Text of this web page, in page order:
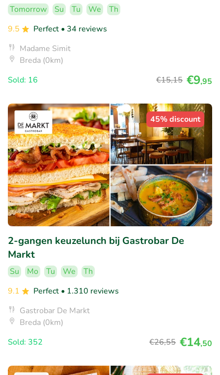
Tomorrow Su Tu We
Th
9.5
Perfect • 34 reviews
Madame Simit
Breda (0km)
Sold: 16
€15,15 €9,95
45% discount
2-gangen keuzelunch bij Gastrobar De
Markt
Su Mo Tu We
Th
9.1
Perfect • 1.310 reviews
Gastrobar De Markt
Breda (0km)
Sold: 352
€26,55 €14,50